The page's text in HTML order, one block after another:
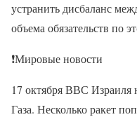
устранить дисбаланс
объема обязательств по
❗Мировые новости
17 октября ВВС Израиля
Газа. Несколько ракет